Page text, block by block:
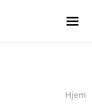
Hjem